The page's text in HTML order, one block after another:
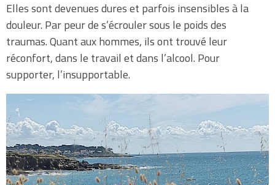
Elles sont devenues dures et parfois insensibles à la
douleur. Par peur de s’écrouler sous le poids des
traumas. Quant aux hommes, ils ont trouvé leur
réconfort, dans le travail et dans l’alcool. Pour
supporter, l’insupportable.